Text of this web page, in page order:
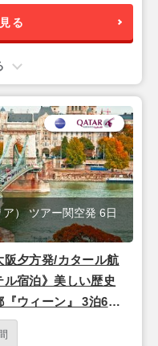
る
阪夕方発/カタール航
宿泊》美しい歴史
ウィーン』 3泊6日
） ツアー関空発 6日